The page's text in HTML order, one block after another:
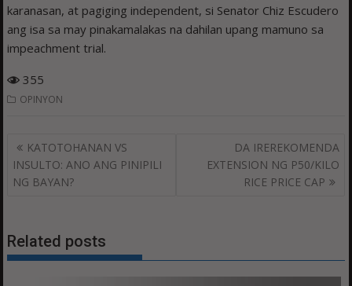
karanasan, at pagiging independent, si Senator Chiz Escudero
ang isa sa may pinakamalakas na dahilan upang mamuno sa
impeachment trial.
355
OPINYON
Post
navigation
KATOTOHANAN VS
INSULTO: ANO ANG PINIPILI
NG BAYAN?
DA IREREKOMENDA
EXTENSION NG P50/KILO
RICE PRICE CAP
Related posts